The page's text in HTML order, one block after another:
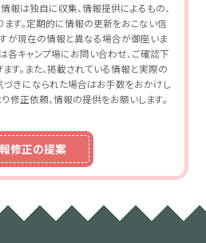
報は独自に収集、情報提供によるもの、
す。定期的に情報の更新をおこない信
が現在の情報と異なる場合が御座いま
各キャンプ場にお問い合わせ、ご確認下
す。また、掲載されている情報と実際の
きになられた場合はお手数をおかけし
修正依頼、情報の提供をお願いします。
修正の提案